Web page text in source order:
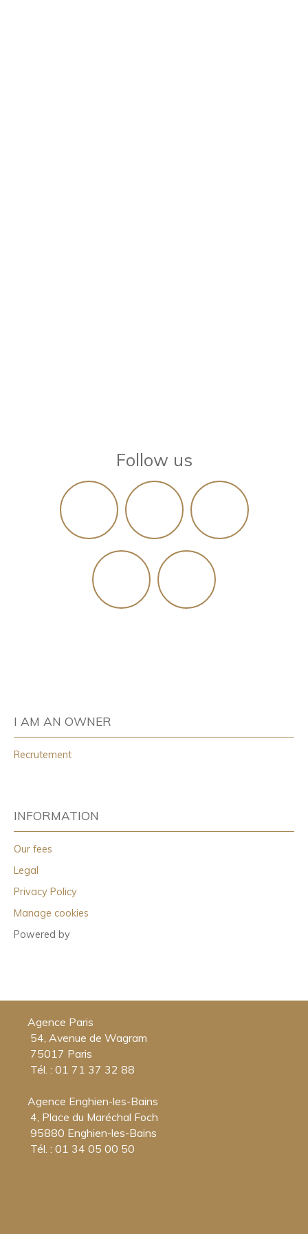
Follow us
I AM AN OWNER
Recrutement
INFORMATION
Our fees
Legal
Privacy Policy
Manage cookies
Powered by
Agence Paris
54, Avenue de Wagram
75017 Paris
Tél. : 01 71 37 32 88
Agence Enghien-les-Bains
4, Place du Maréchal Foch
95880 Enghien-les-Bains
Tél. : 01 34 05 00 50